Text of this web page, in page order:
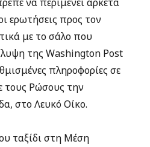
ερωτήσεις προς τον
με το σάλο που
της Washington Post
πληροφορίες σε
τους Ρώσους την
στο Λευκό Οίκο.
ταξίδι στη Μέση